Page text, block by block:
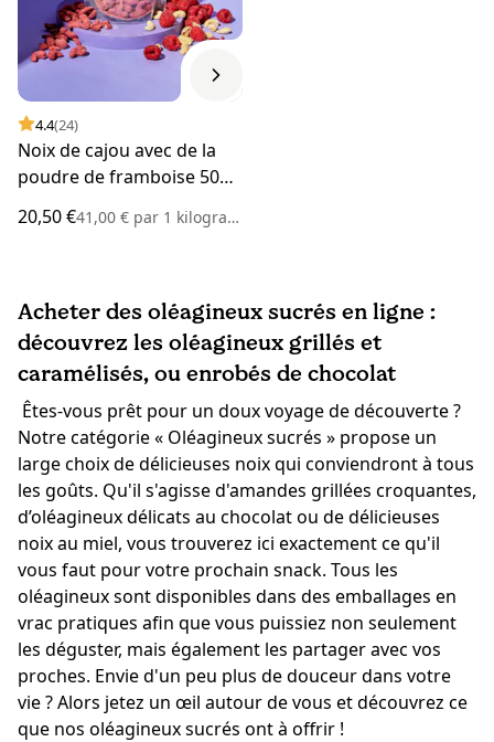
4.4(24)
Noix de cajou avec de la
poudre de framboise 500
20,50 €41,00 € par 1 kilogramme
Acheter des oléagineux sucrés en ligne :
découvrez les oléagineux grillés et
caramélisés, ou enrobés de chocolat
Êtes-vous prêt pour un doux voyage de découverte ?
Notre catégorie « Oléagineux sucrés » propose un
large choix de délicieuses noix qui conviendront à tous
les goûts. Qu'il s'agisse d'amandes grillées croquantes,
d’oléagineux délicats au chocolat ou de délicieuses
noix au miel, vous trouverez ici exactement ce qu'il
vous faut pour votre prochain snack. Tous les
oléagineux sont disponibles dans des emballages en
vrac pratiques afin que vous puissiez non seulement
les déguster, mais également les partager avec vos
proches. Envie d'un peu plus de douceur dans votre
vie ? Alors jetez un œil autour de vous et découvrez ce
que nos oléagineux sucrés ont à offrir !